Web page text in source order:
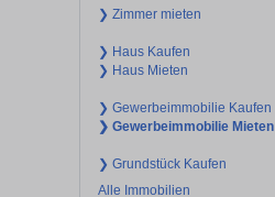
❯ Zimmer mieten
❯ Haus Kaufen
❯ Haus Mieten
❯ Gewerbeimmobilie Kaufen
❯ Gewerbeimmobilie Mieten
❯ Grundstück Kaufen
Alle Immobilien